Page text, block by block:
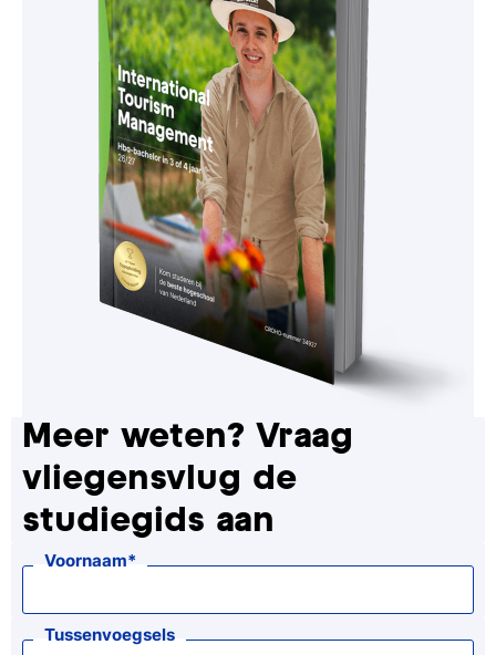
Meer weten? Vraag
vliegensvlug de
studiegids aan
Voornaam
Tussenvoegsels